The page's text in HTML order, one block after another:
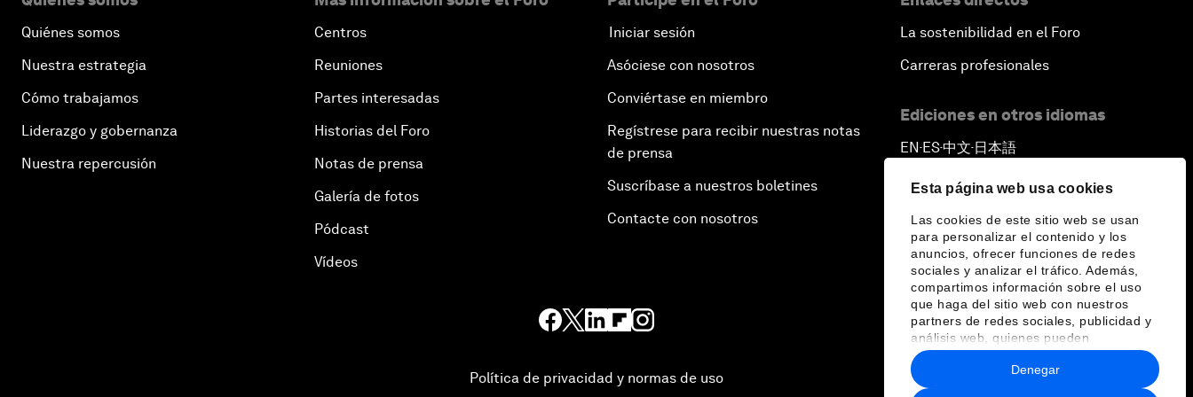
Esta página web usa cookies
Las cookies de este sitio web se usan
para personalizar el contenido y los
anuncios, ofrecer funciones de redes
sociales y analizar el tráfico. Además,
compartimos información sobre el uso
que haga del sitio web con nuestros
partners de redes sociales, publicidad y
análisis web, quienes pueden
combinarla con otra información que les
haya proporcionado o que hayan
recopilado a partir del uso que haya
Denegar
Quiénes somos
Nuestra estrategia
Cómo trabajamos
Liderazgo y gobernanza
Nuestra repercusión
Centros
Reuniones
Partes interesadas
Historias del Foro
Notas de prensa
Galería de fotos
Pódcast
Vídeos
Iniciar sesión
Asóciese con nosotros
Conviértase en miembro
Regístrese para recibir nuestras notas
de prensa
Suscríbase a nuestros boletines
Contacte con nosotros
La sostenibilidad en el Foro
Carreras profesionales
Ediciones en otros idiomas
EN ▪ ES▪中文▪ 日本語
Política de privacidad y normas de uso